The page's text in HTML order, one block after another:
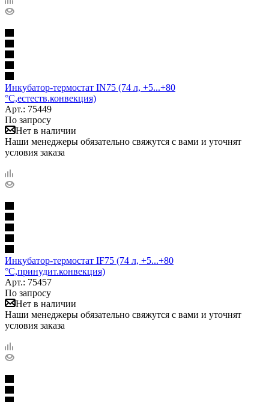
Инкубатор-термостат IN75 (74 л, +5...+80
°С,естеств.конвекция)
Арт.: 75449
По запросу
Нет в наличии
Наши менеджеры обязательно свяжутся с вами и уточнят
условия заказа
Инкубатор-термостат IF75 (74 л, +5...+80
°С,принудит.конвекция)
Арт.: 75457
По запросу
Нет в наличии
Наши менеджеры обязательно свяжутся с вами и уточнят
условия заказа